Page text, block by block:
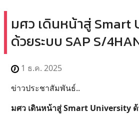
มศว เดินหน้าสู่ Smart
ด้วยระบบ SAP S/
1 ธ.ค. 2025
ข่าวประชาสัมพันธ์..
มศว เดินหน้าสู่ Smart University ด้